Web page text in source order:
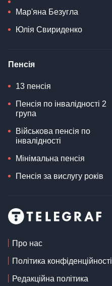
Мар'яна Безугла
Юлія Свириденко
Пенсія
13 пенсія
Пенсія по інвалідності 2
група
Військова пенсія по
інвалідності
Мінімальна пенсія
Пенсія за вислугу років
Про нас
Політика
Редакційна політика